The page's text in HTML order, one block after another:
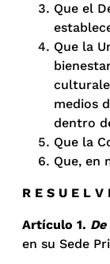
Que el
Que la
medios
dentro
Que la
Que, en
R E S U E L V
Artículo 1.
en su Sede